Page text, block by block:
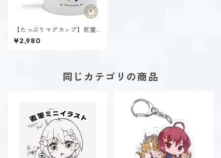
【たっぷりマグカップ】死霊
魔法α~Necromancy~
¥2,980
同じカテゴリの商品